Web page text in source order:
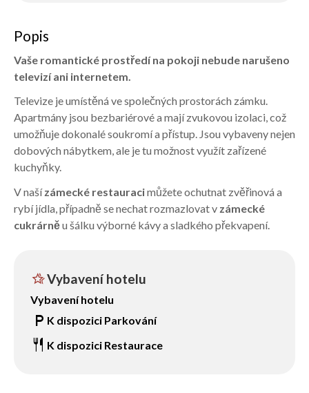
Popis
Vaše romantické prostředí na pokoji nebude narušeno
televizí ani internetem.
Televize je umístěná ve společných prostorách zámku.
Apartmány jsou bezbariérové a mají zvukovou izolaci, což
umožňuje dokonalé soukromí a přístup. Jsou vybaveny nejen
dobových nábytkem, ale je tu možnost využít zařízené
kuchyňky.
V našízámecké restauracimůžete ochutnat zvěřinová a
rybí jídla, případně se nechat rozmazlovat v zámecké
cukrárněu šálku výborné kávy a sladkého překvapení.
hotel_classVybavení hotelu
Vybavení hotelu
local_parking K dispozici Parkování
restaurant K dispozici Restaurace